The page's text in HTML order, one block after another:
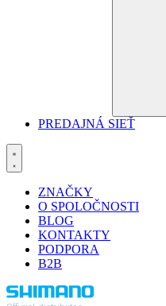
PREDAJNÁ SIEŤ
ZNAČKY
O SPOLOČNOSTI
BLOG
KONTAKTY
PODPORA
B2B